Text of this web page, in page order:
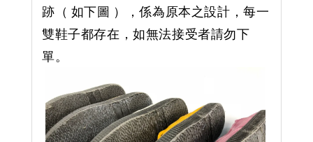
跡（ 如下圖 ），係為原本之設計，每一
雙鞋子都存在，如無法接受者請勿下
單。